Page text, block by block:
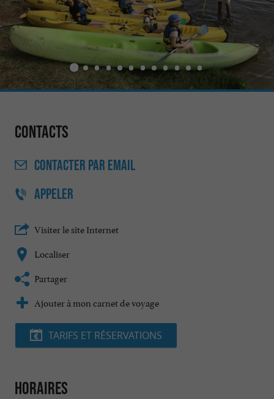
Contacts
CONTACTER PAR EMAIL
APPELER
Visiter le site Internet
Localiser
Partager
Ajouter à mon carnet de voyage
TARIFS ET RÉSERVATIONS
Horaires